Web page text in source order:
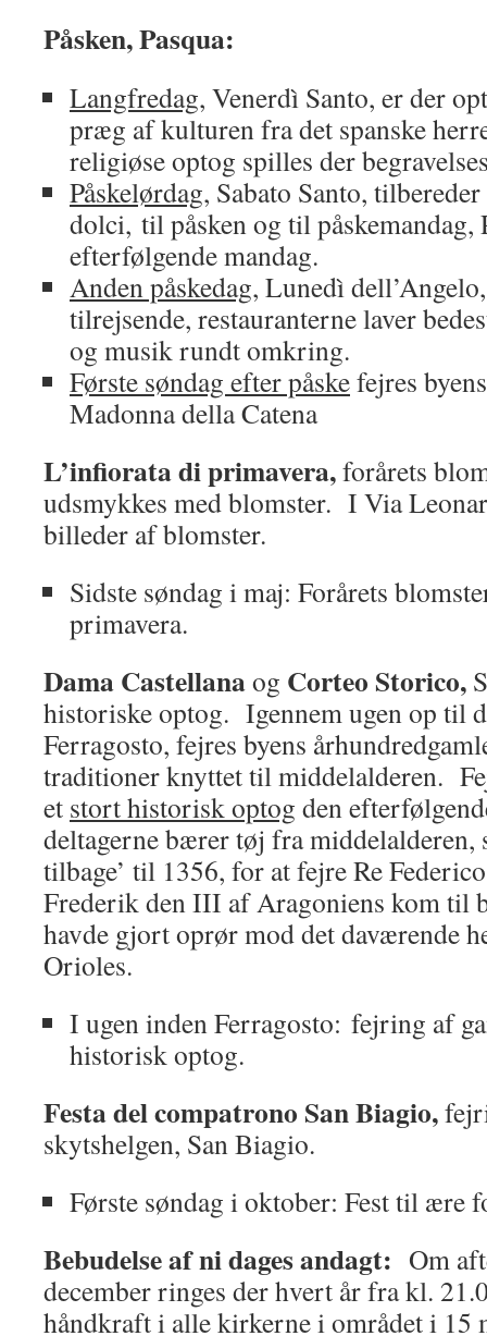
Påsken, Pasqua:
Langfredag, Venerdì Santo, er der
præg af kulturen fra det spanske
religiøse optog spilles der
Påskelørdag, Sabato Santo,
dolci, til påsken og til påskemandag,
efterfølgende mandag.
Anden påskedag, Lunedì
tilrejsende, restauranterne laver
og musik rundt omkring.
Første søndag efter påskefejres
Madonna della Catena
L’infiorata di primavera,forårets
udsmykkes med blomster. I Via
billeder af blomster.
Sidste søndag i maj: Forårets
primavera.
Dama Castellanaog Corteo Storico,
historiske optog. Igennem ugen op til
Ferragosto, fejres byens
traditioner knyttet til middelalderen.
et stort historisk optog den
deltagerne bærer tøj fra middelalderen,
tilbage’ til 1356, for at fejre Re
Frederik den III af Aragoniens kom til
havde gjort oprør mod det daværende
Orioles.
I ugen inden Ferragosto: fejring af
historisk optog.
Festa del compatrono San Biagio,
skytshelgen, San Biagio.
Første søndag i oktober: Fest til ære
Bebudelse af ni dages andagt: Om
december ringes der hvert år fra kl.
håndkraft i alle kirkerne i området i